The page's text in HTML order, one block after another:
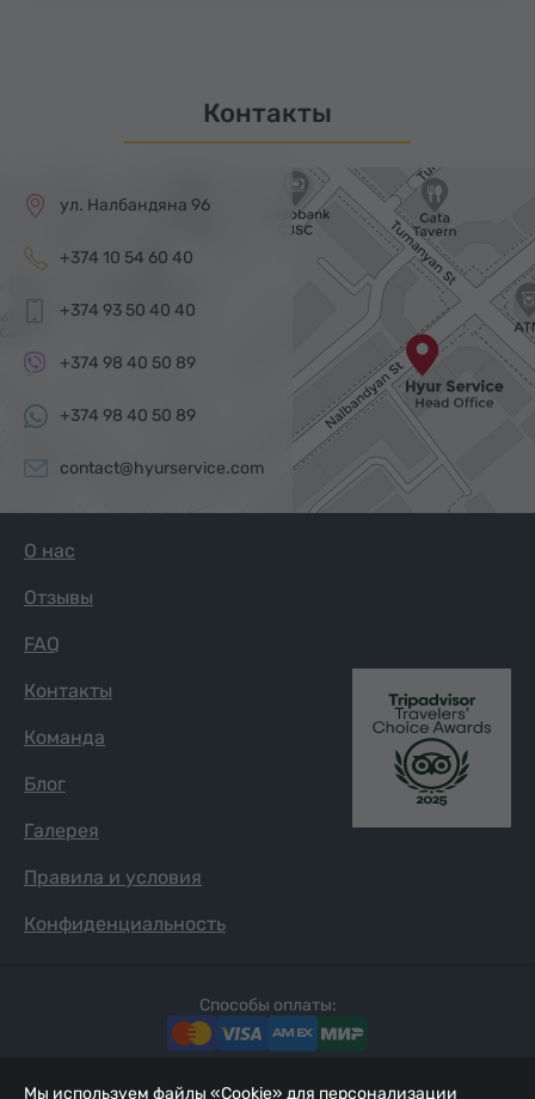
Контакты
ул. Налбандяна 96
+374 10 54 60 40
+374 93 50 40 40
+374 98 40 50 89
+374 98 40 50 89
contact@hyurservice.com
О нас
Отзывы
FAQ
Контакты
Команда
Блог
Галерея
Правила и условия
Конфиденциальность
Способы оплаты:
Мы используем файлы «Cookie» для персонализации